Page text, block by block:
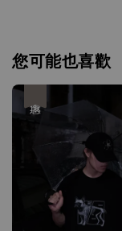
您可能也喜歡